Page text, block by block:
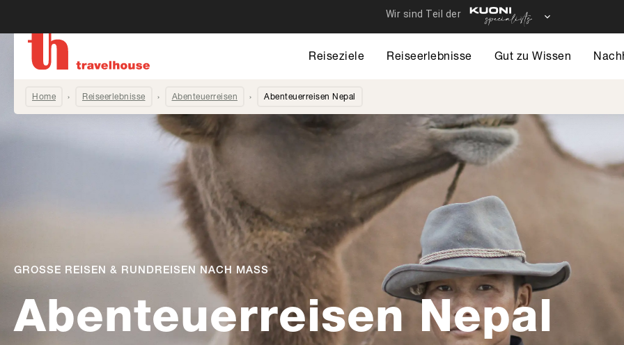
Reiseziele Reiseerlebnisse Gut zu Wissen
Home Reiseerlebnisse Abenteuerreisen Abenteuerreisen Nepal
Abenteuerreisen Nepal
GROSSE REISEN & RUNDREISEN NACH MASS